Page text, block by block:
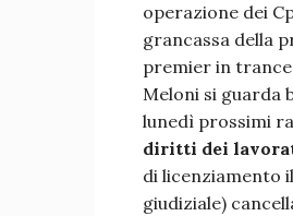
operazione dei
grancassa della
premier in trance
Meloni si guarda
lunedì prossimi
diritti dei
di licenziamento
giudiziale)